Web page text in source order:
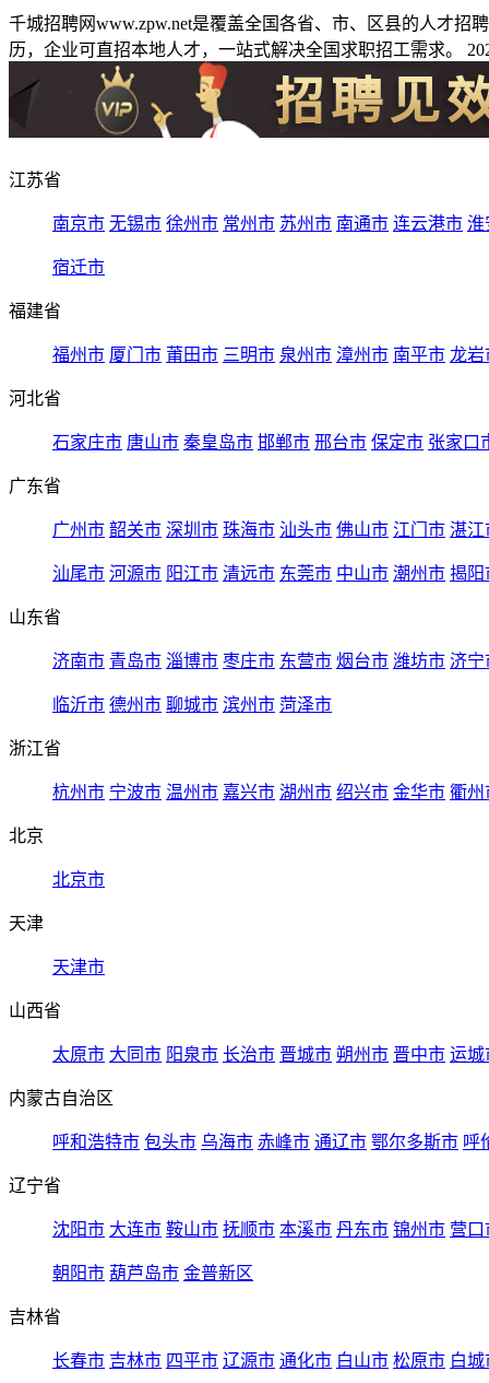
千城招聘网www.zpw.net是覆盖全国各省、市、区县的人才
历，企业可直招本地人才，一站式解决全国求职招工需求。
江苏省
南京市 无锡市 徐州市 常州市 苏州市 南通市 连云港市 淮
宿迁市
福建省
福州市 厦门市 莆田市 三明市 泉州市 漳州市 南平市 龙岩
河北省
石家庄市 唐山市 秦皇岛市 邯郸市 邢台市 保定市 张家口
广东省
广州市 韶关市 深圳市 珠海市 汕头市 佛山市 江门市 湛江
汕尾市 河源市 阳江市 清远市 东莞市 中山市 潮州市 揭阳
山东省
济南市 青岛市 淄博市 枣庄市 东营市 烟台市 潍坊市 济宁
临沂市 德州市 聊城市 滨州市 菏泽市
浙江省
杭州市 宁波市 温州市 嘉兴市 湖州市 绍兴市 金华市 衢州
北京
北京市
天津
天津市
山西省
太原市 大同市 阳泉市 长治市 晋城市 朔州市 晋中市 运城
内蒙古自治区
呼和浩特市 包头市 乌海市 赤峰市 通辽市 鄂尔多斯市 呼
辽宁省
沈阳市 大连市 鞍山市 抚顺市 本溪市 丹东市 锦州市 营口
朝阳市 葫芦岛市 金普新区
吉林省
长春市 吉林市 四平市 辽源市 通化市 白山市 松原市 白城